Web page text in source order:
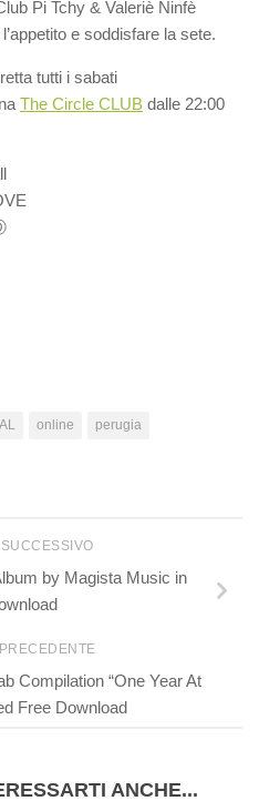
Pi Tchy & Valeriè Ninfè
e soddisfare la sete.
tutti i sabati
The Circle CLUB dalle 22:00
online
perugia
by Magista Music in
Compilation “One Year At
Free Download
ANCHE...